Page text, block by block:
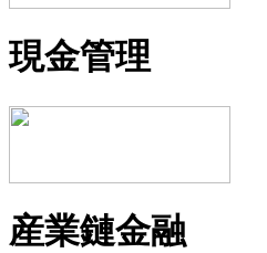
現金管理
産業鏈金融